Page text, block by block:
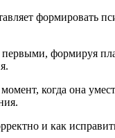
формировать
первыми, формируя
когда она
и как